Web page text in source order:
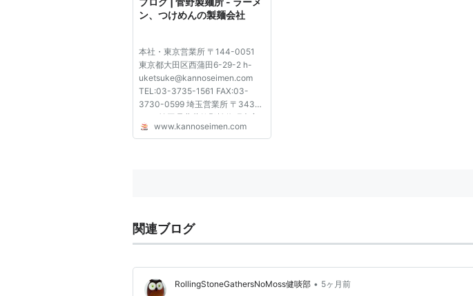
ン、つけめんの製麺会社
本社・東京営業所 〒144-0051
東京都大田区西蒲田6-29-2 h-
uketsuke@kannoseimen.com
TEL:03-3735-1561 FAX:03-
3730-0599 埼玉営業所 〒343-
0111 埼玉県北葛飾郡松伏町大字
松伏972-1
www.kannoseimen.com
関連ブログ
RollingStoneGathersNoMoss健啖部 • 5ヶ月前